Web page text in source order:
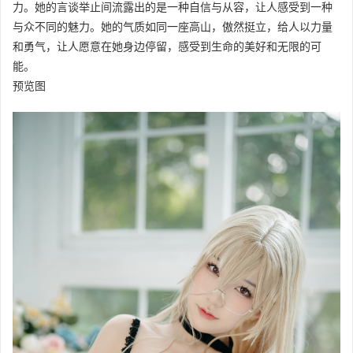
力。她的言谈举止间流露出的是一种自信与从容，让人感受到一种
与众不同的魅力。她的气质如同一座高山，傲然挺立，给人以力量
和勇气，让人愿意在她身边停留，感受到生命的美好和无限的可
能。
预览图